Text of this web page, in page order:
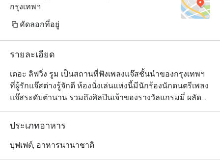
กรุงเทพฯ
คัดลอกที่อยู่
รายละเอียด
เดอะ ลิฟวิ่ง รูม เป็นสถานที่ฟังเพลงแจ๊สชั้นนำของกรุงเทพฯ
ที่ผู้รักแจ๊สต่างรู้จักดี ห้องนั่งเล่นแห่งนี้มีนักร้องนักดนตรีเพลง
แจ๊สระดับตำนาน รวมถึงศิลปินเจ้าของรางวัลแกรมมี่ ผลัด
เปลี่ยนหมุนเวียนกันมาสร้างความสุขในเสียงเพลงให้คุณ
ตลอดเวลา คุณจะรู้สึกผ่อนคลาย และมีความสุขตั้งแต่ก้าว
นั่งสบาย ระบบแสงไฟอ่อนๆ ให้ความรู้สึกนุ่มนวล แกลเลอรี่
ประเภทอาหาร
บุฟเฟต์, อาหารนานาชาติ